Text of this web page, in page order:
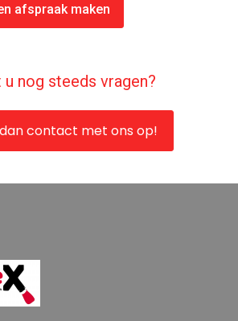
afspraak maken
u nog steeds vragen?
contact met ons op!